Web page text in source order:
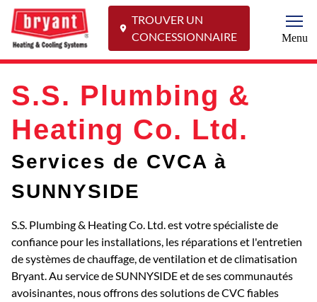
TROUVER UN
CONCESSIONNAIRE
Menu
S.S. Plumbing &
Heating Co. Ltd.
Services de CVCA à
SUNNYSIDE
S.S. Plumbing & Heating Co. Ltd. est votre spécialiste de
confiance pour les installations, les réparations et l'entretien
de systèmes de chauffage, de ventilation et de climatisation
Bryant. Au service de SUNNYSIDE et de ses communautés
avoisinantes, nous offrons des solutions de CVC fiables